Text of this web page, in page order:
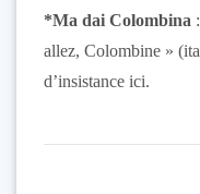
*Ma dai Colombina
allez, Colombine »
d’insistance ici.